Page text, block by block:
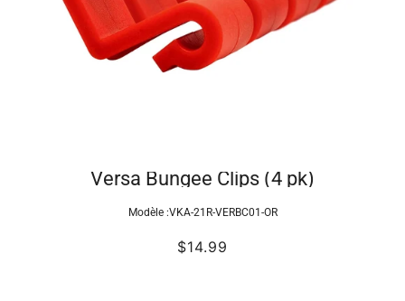
Versa Bungee Clips (4 pk)
Modèle :VKA-21R-VERBC01-OR
$14.99